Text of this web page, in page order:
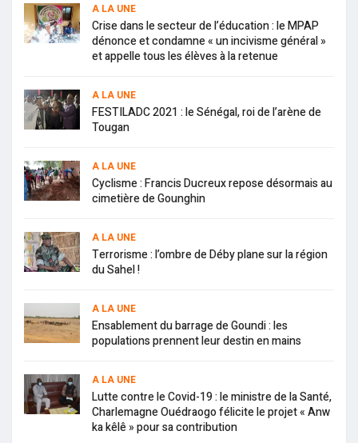
A LA UNE
Crise dans le secteur de l’éducation : le MPAP
dénonce et condamne « un incivisme général »
et appelle tous les élèves à la retenue
A LA UNE
FESTILADC 2021 : le Sénégal, roi de l’arène de
Tougan
A LA UNE
Cyclisme : Francis Ducreux repose désormais au
cimetière de Gounghin
A LA UNE
Terrorisme : l’ombre de Déby plane sur la région
du Sahel !
A LA UNE
Ensablement du barrage de Goundi : les
populations prennent leur destin en mains
A LA UNE
Lutte contre le Covid-19 : le ministre de la Santé,
Charlemagne Ouédraogo félicite le projet « Anw
ka kêlê » pour sa contribution